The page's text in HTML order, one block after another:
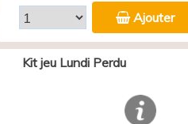
Ajouter
Kit jeu Lundi Perdu